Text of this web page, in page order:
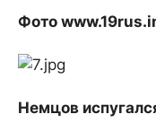
Фото
Немцов